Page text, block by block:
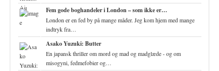
Fem gode boghandeler i London – som ikke er…
London er en fed by på mange måder. Jeg kom hjem med mange
indtryk fra…
Asako Yuzuki: Butter
En japansk thriller om mord og mad og madglæde - og om
misogyni, fedmefobier og…